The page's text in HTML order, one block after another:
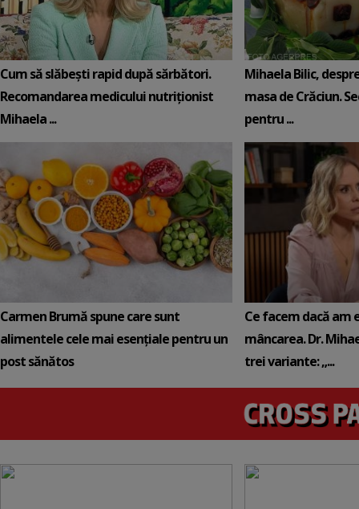
Cum să slăbești rapid după sărbători.
Recomandarea medicului nutriționist
Mihaela ...
Mihaela Bilic,
masa de Crăciun.
pentru ...
Carmen Brumă spune care sunt
alimentele cele mai esențiale pentru un
post sănătos
Ce facem dacă am
mâncarea. Dr.
trei variante: „...